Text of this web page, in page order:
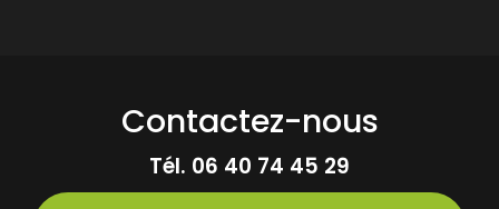
Contactez-nous
Tél. 06 40 74 45 29